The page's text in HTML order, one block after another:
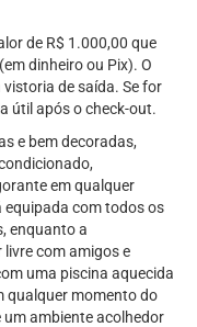
de R$ 1.000,00 que
dinheiro ou Pix). O
de saída. Se for
útil após o check-out.
e bem decoradas,
em qualquer
equipada com todos os
enquanto a
com amigos e
uma piscina aquecida
qualquer momento do
um ambiente acolhedor